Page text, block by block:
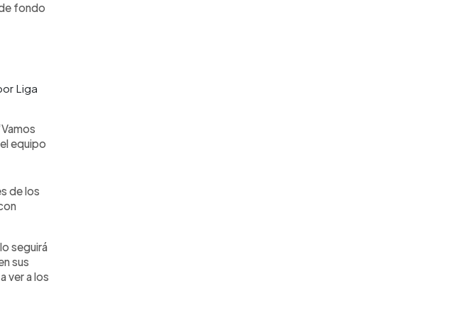
fondo
Liga
equipo
de los
seguirá
sus
ver a los